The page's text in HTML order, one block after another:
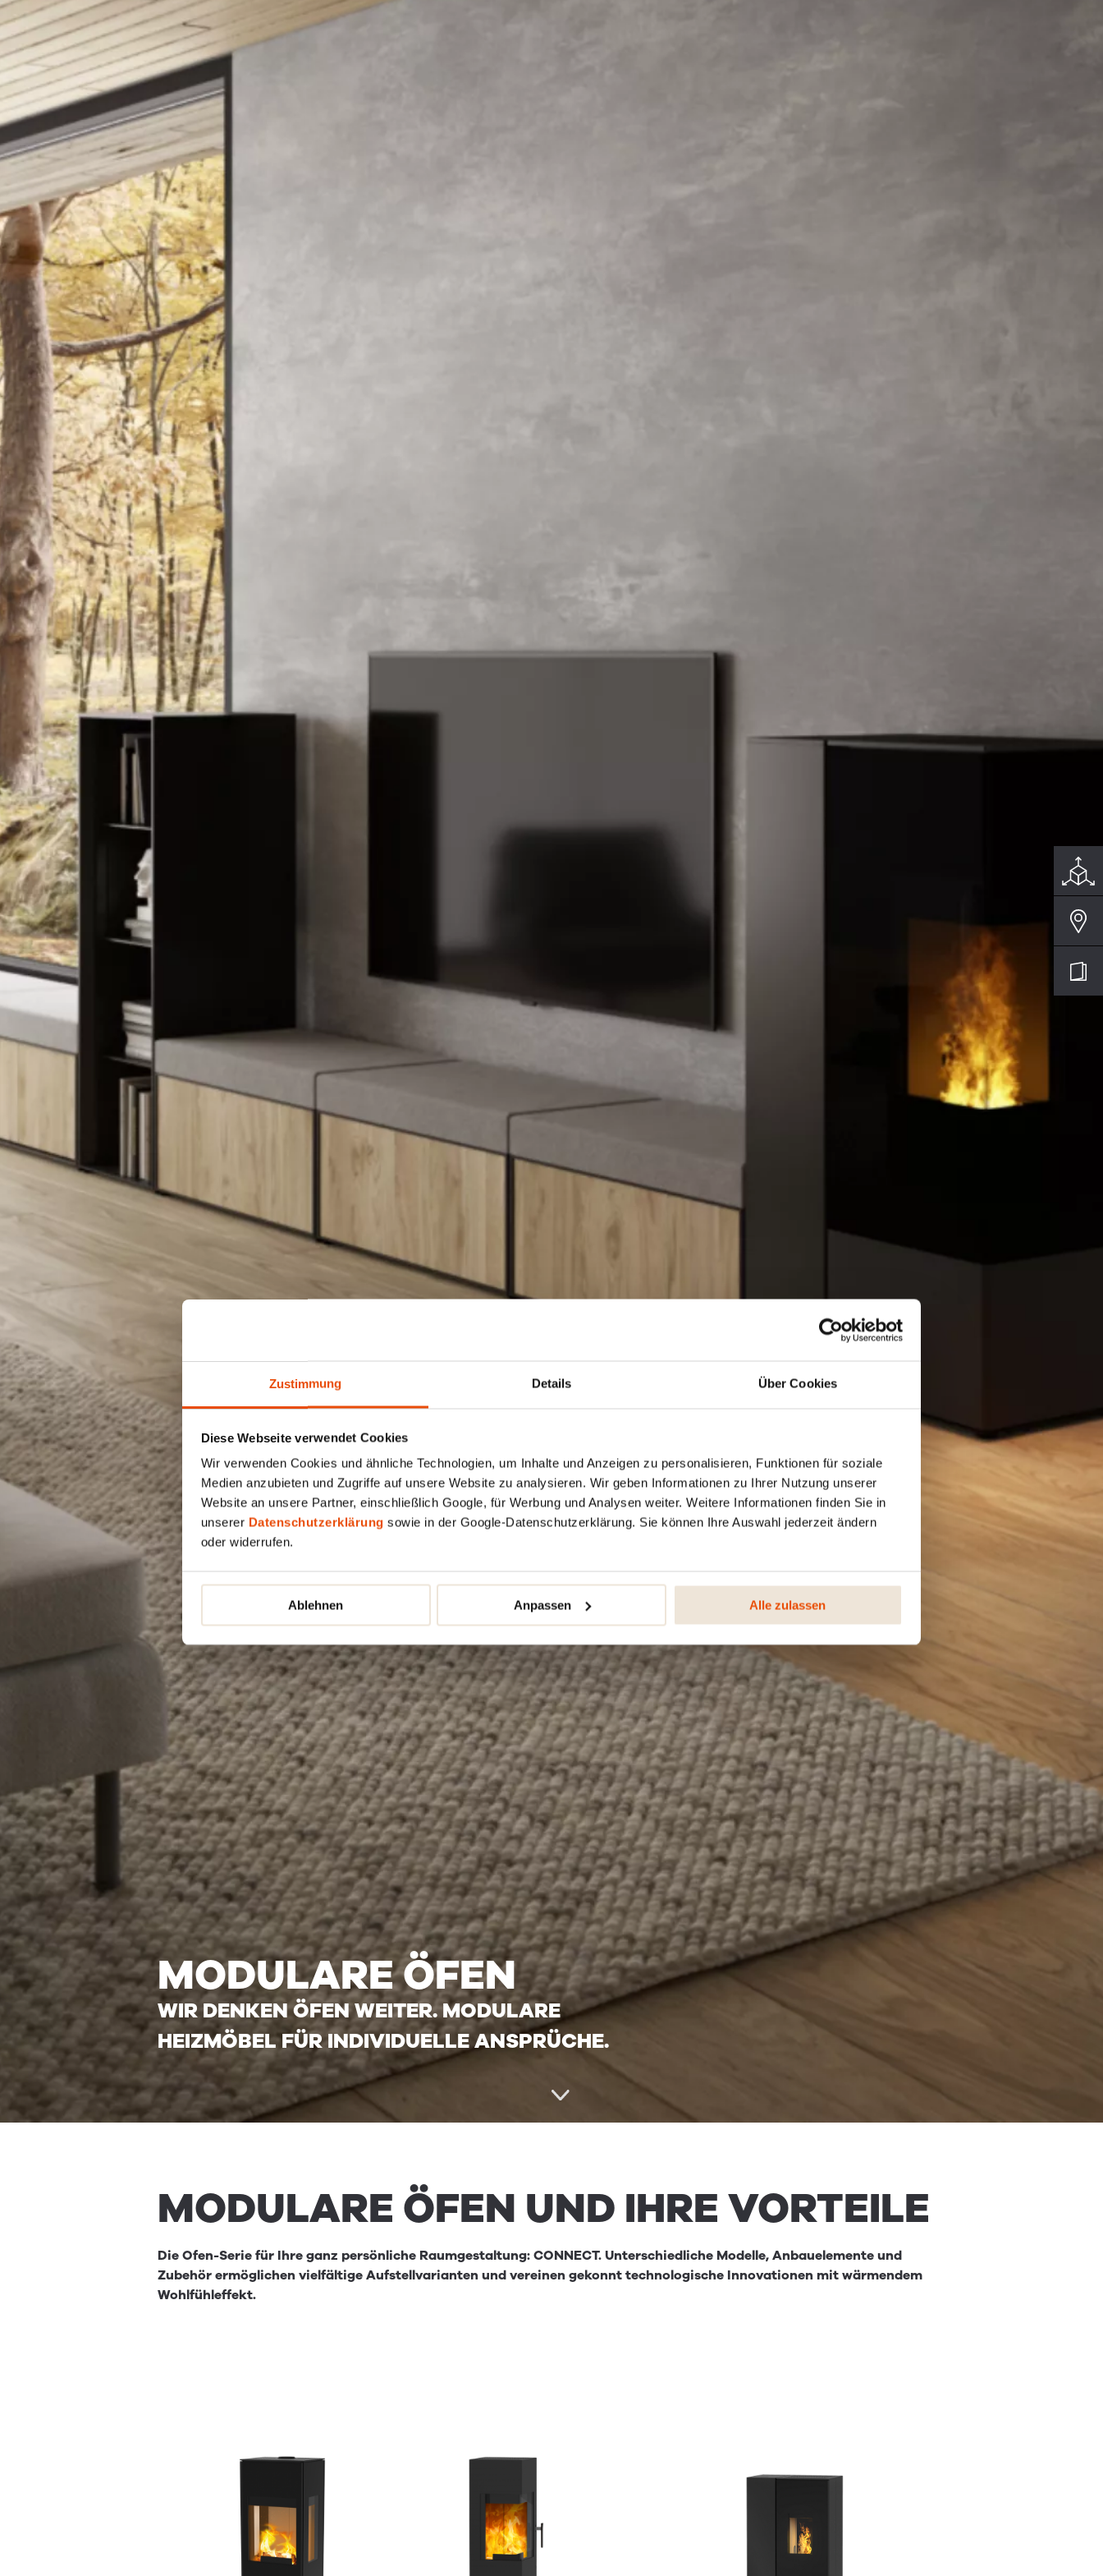
Zustimmung Details Über Cookies
Diese Webseite verwendet Cookies
Wir verwenden Cookies und ähnliche Technologien, um Inhalte und Anzeigen zu personalisieren, Funktionen für soziale
Medien anzubieten und Zugriffe auf unsere Website zu analysieren. Wir geben Informationen zu Ihrer Nutzung unserer
Website an unsere Partner, einschließlich Google, für Werbung und Analysen weiter. Weitere Informationen finden Sie in
unserer Datenschutzerklärung sowie in der Google-Datenschutzerklärung. Sie können Ihre Auswahl jederzeit ändern
oder widerrufen.
Ablehnen Anpassen Alle zulassen
MOD­U­LARE ­ÖFEN
WIR DENKEN ÖFEN WEITER. MODULARE
HEIZMÖBEL FÜR INDIVIDUELLE ANSPRÜCHE.
MOD­U­LARE ÖFEN UND IHREVORTEILE
Die Ofen-Serie für Ihre ganz persönliche Raumgestaltung: CONNECT. Unterschiedliche Modelle, Anbauelemente und
Zubehör ermöglichen vielfältige Aufstellvarianten und vereinen gekonnt technologische Innovationen mit wärmendem
Wohlfühleffekt.